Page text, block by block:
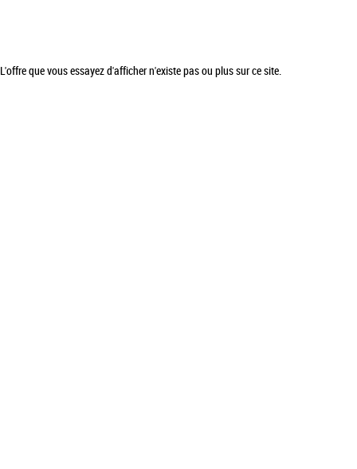
L'offre que vous essayez d'afficher n'existe pas ou plus sur ce site.